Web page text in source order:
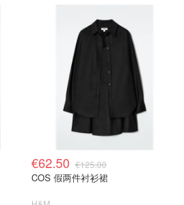
€62.50 €125.00
COS 假两件衬衫裙